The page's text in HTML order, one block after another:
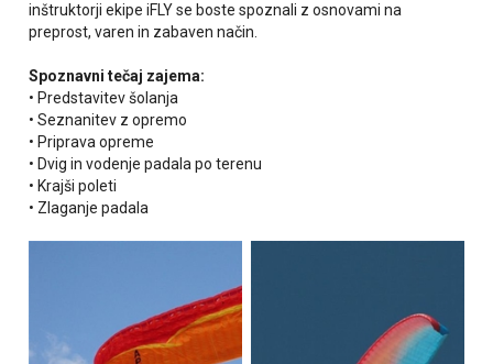
inštruktorji ekipe iFLY se boste spoznali z osnovami na
preprost, varen in zabaven način.
Spoznavni tečaj zajema:
• Predstavitev šolanja
• Seznanitev z opremo
• Priprava opreme
• Dvig in vodenje padala po terenu
• Krajši poleti
• Zlaganje padala